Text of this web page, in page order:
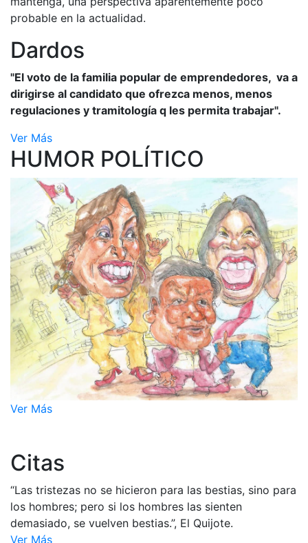
probable en la actualidad.
Dardos
"El voto de la familia popular de emprendedores, va a
dirigirse al candidato que ofrezca menos, menos
regulaciones y tramitología q les permita trabajar".
Ver Más
HUMOR POLÍTICO
Ver Más
Citas
“Las tristezas no se hicieron para las bestias, sino para
los hombres; pero si los hombres las sienten
demasiado, se vuelven bestias.”, El Quijote.
Ver Más